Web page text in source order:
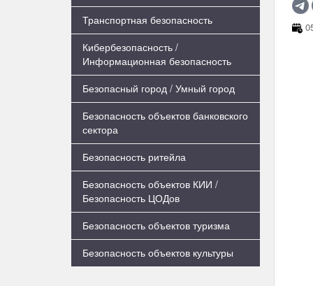
Транспортная безопасность
Кибербезопасность /
Информационная безопасность
Безопасный город / Умный город
Безопасность объектов банковского
сектора
Безопасность ритейла
Безопасность объектов КИИ /
Безопасность ЦОДов
Безопасность объектов туризма
Безопасность объектов культуры